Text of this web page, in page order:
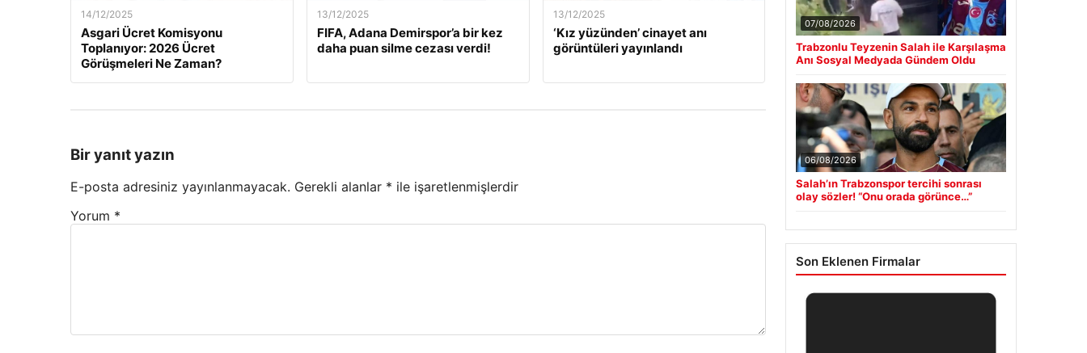
14/12/2025
Asgari Ücret Komisyonu
Toplanıyor: 2026 Ücret
Görüşmeleri Ne Zaman?
13/12/2025
FIFA, Adana Demirspor’a bir kez
daha puan silme cezası verdi!
13/12/2025
‘Kız yüzünden’ cinayet anı
görüntüleri yayınlandı
Bir yanıt yazın
E-posta adresiniz yayınlanmayacak. Gerekli alanlar * ile işaretlenmişlerdir
Yorum *
07/08/2026
Trabzonlu Teyzenin Salah ile Karşılaşma
Anı Sosyal Medyada Gündem Oldu
06/08/2026
Salah’ın Trabzonspor tercihi sonrası
olay sözler! “Onu orada görünce…”
Son Eklenen Firmalar